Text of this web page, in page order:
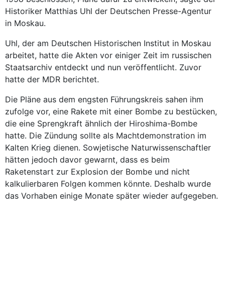
Historiker Matthias Uhl der Deutschen Presse-Agentur
in Moskau.
Uhl, der am Deutschen Historischen Institut in Moskau
arbeitet, hatte die Akten vor einiger Zeit im russischen
Staatsarchiv entdeckt und nun veröffentlicht. Zuvor
hatte der MDR berichtet.
Die Pläne aus dem engsten Führungskreis sahen ihm
zufolge vor, eine Rakete mit einer Bombe zu bestücken,
die eine Sprengkraft ähnlich der Hiroshima-Bombe
hatte. Die Zündung sollte als Machtdemonstration im
Kalten Krieg dienen. Sowjetische Naturwissenschaftler
hätten jedoch davor gewarnt, dass es beim
Raketenstart zur Explosion der Bombe und nicht
kalkulierbaren Folgen kommen könnte. Deshalb wurde
das Vorhaben einige Monate später wieder aufgegeben.